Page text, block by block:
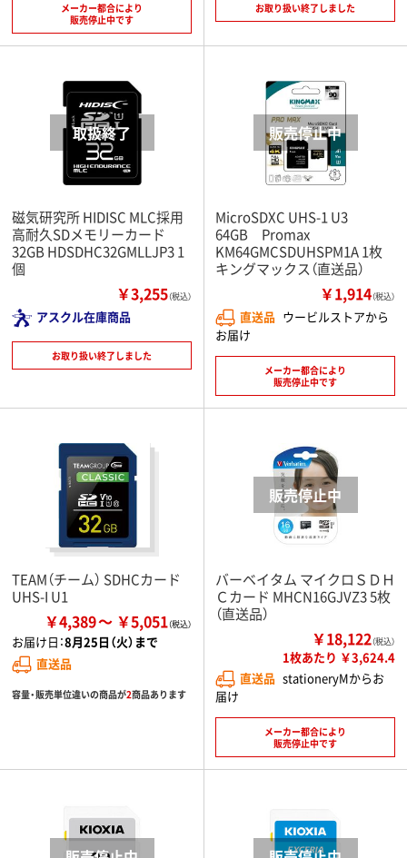
メーカー都合により
販売停止中です
お取り扱い終了しました
磁気研究所 HIDISC MLC採用
高耐久SDメモリーカード
32GB HDSDHC32GMLLJP3 1
個
￥3,255（税込）
アスクル在庫商品
お取り扱い終了しました
MicroSDXC UHS-1 U3
64GB Promax
KM64GMCSDUHSPM1A 1枚
キングマックス（直送品）
￥1,914（税込）
直送品 ウービルストアから
お届け
メーカー都合により
販売停止中です
TEAM（チーム） SDHCカード
UHS-I U1
￥4,389 ￥5,051
お届け日：8月25日（火）まで
直送品
容量・販売単位違いの商品が2商品あります
バーベイタム マイクロＳＤＨ
Ｃカード MHCN16GJVZ3 5枚
（直送品）
￥18,122（税込）
1枚あたり ￥3,624.4
直送品 stationeryMからお
届け
メーカー都合により
販売停止中です